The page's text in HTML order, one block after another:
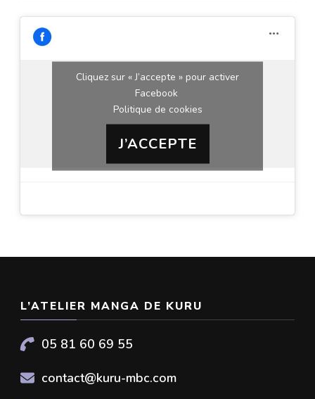
Cliquez sur « J’accepte » pour activer
Facebook
Politique de cookies
J’ACCEPTE
L’ATELIER MANGA DE KURU
05 81 60 69 55
contact@kuru-mbc.com